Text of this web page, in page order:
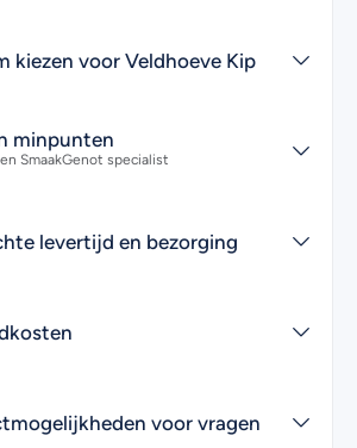
kiezen voor Veldhoeve Kip
minpunten
SmaakGenot specialist
levertijd en bezorging
voor vragen